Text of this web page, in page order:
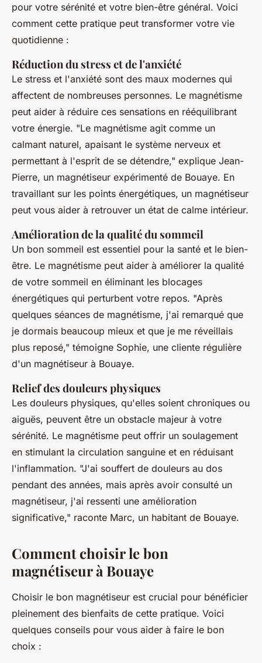
pour votre sérénité et votre bien-être général. Voici
comment cette pratique peut transformer votre vie
quotidienne :
Réduction du stress et de l'anxiété
Le stress et l'anxiété sont des maux modernes qui
affectent de nombreuses personnes. Le magnétisme
peut aider à réduire ces sensations en rééquilibrant
votre énergie. "Le magnétisme agit comme un
calmant naturel, apaisant le système nerveux et
permettant à l'esprit de se détendre," explique Jean-
Pierre, un magnétiseur expérimenté de Bouaye. En
travaillant sur les points énergétiques, un magnétiseur
peut vous aider à retrouver un état de calme intérieur.
Amélioration de la qualité du sommeil
Un bon sommeil est essentiel pour la santé et le bien-
être. Le magnétisme peut aider à améliorer la qualité
de votre sommeil en éliminant les blocages
énergétiques qui perturbent votre repos. "Après
quelques séances de magnétisme, j'ai remarqué que
je dormais beaucoup mieux et que je me réveillais
plus reposé," témoigne Sophie, une cliente régulière
d'un magnétiseur à Bouaye.
Relief des douleurs physiques
Les douleurs physiques, qu'elles soient chroniques ou
aiguës, peuvent être un obstacle majeur à votre
sérénité. Le magnétisme peut offrir un soulagement
en stimulant la circulation sanguine et en réduisant
l'inflammation. "J'ai souffert de douleurs au dos
pendant des années, mais après avoir consulté un
magnétiseur, j'ai ressenti une amélioration
significative," raconte Marc, un habitant de Bouaye.
Comment choisir le bon
magnétiseur à Bouaye
Choisir le bon magnétiseur est crucial pour bénéficier
pleinement des bienfaits de cette pratique. Voici
quelques conseils pour vous aider à faire le bon
choix :